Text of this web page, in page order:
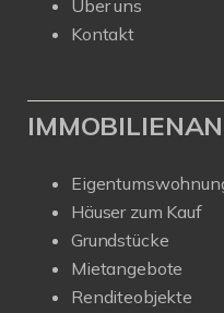
Über uns
Kontakt
Häuser zum Kauf
Grundstücke
Mietangebote
Renditeobjekte